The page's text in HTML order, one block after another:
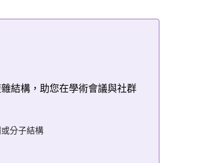
結構，助您在學術會議與社群
分子結構